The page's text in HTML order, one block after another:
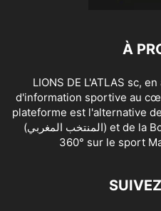
À
LIONS DE L'ATLAS sc,
d'information sportive au
plateforme est l'alternative
(المنتخب المغربي) et de la Botola Pro avec un regard de